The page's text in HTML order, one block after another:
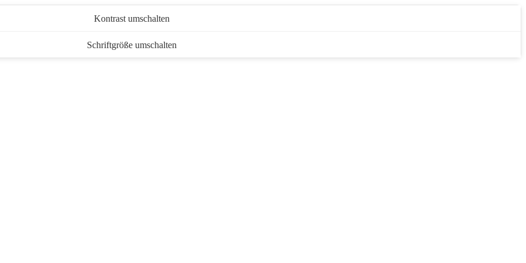
Kontrast umschalten
Schriftgröße umschalten